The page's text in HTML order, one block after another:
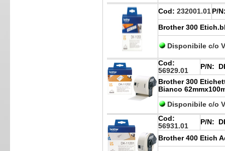
Cod: 232001.01 P/
Brother 300
Disponibile c/o
Cod:
56929.01
P/N:
Brother 300
Bianco
Disponibile c/o
Cod:
56931.01
P/N:
Brother 400 Etich